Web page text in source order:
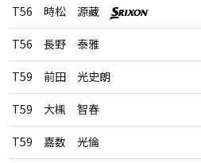
T56 時松 源藏
T56 長野 泰雅
T59 前田 光史朗
T59 大槻 智春
T59 嘉数 光倫